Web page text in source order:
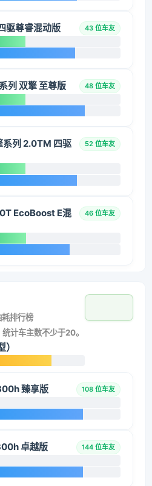
驱尊睿混动版 43 位车友
列 双擎 至尊版 48 位车友
列 2.0TM 四驱
52 位车友
EcoBoost E混
46 位车友
排行榜
计车主数不少于20。
臻享版 108 位车友
卓越版 144 位车友